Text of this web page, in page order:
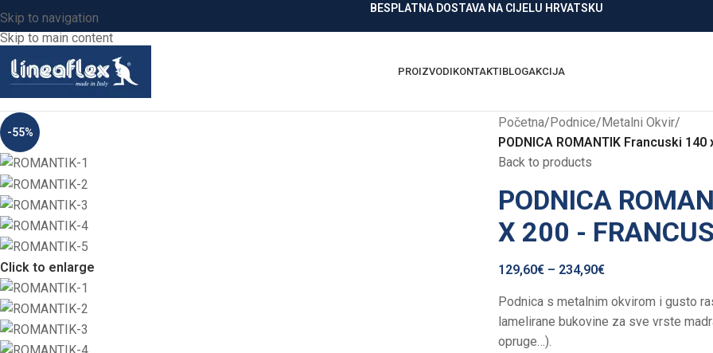
Skip to navigation
Skip to main content
BESPLATNA DOSTAVA NA CIJELU HRVATSKU
PROIZVODIKONTAKTIBLOGAKCIJA
-55%
Click to enlarge
Početna/Podnice/Metalni Okvir/
PODNICA ROMANTIK Francuski
Back to products
PODNICA
X 200 -
129,60€ – 234,90€
Podnica s metalnim okvirom i gusto
lamelirane bukovine za sve vrste
opruge…).